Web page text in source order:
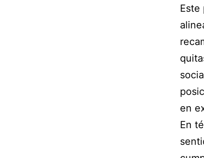
Este
en
En